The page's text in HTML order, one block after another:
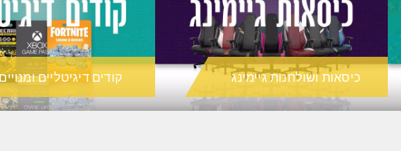
כיסאות ושולחנות גיימינג קודים דיגיטליים